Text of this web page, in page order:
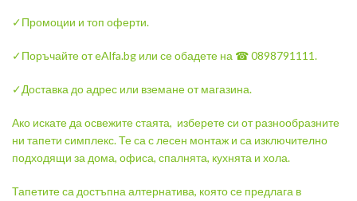
✓Промоции и топ оферти.
✓Поръчайте от eAlfa.bg или се обадете на ☎ 0898791111.
✓Доставка до адрес или вземане от магазина.
Ако искате да освежите стаята, изберете си от разнообразните
ни тапети симплекс. Те са с лесен монтаж и са изключително
подходящи за дома, офиса, спалнята, кухнята и хола.
Тапетите са достъпна алтернатива, която се предлага в